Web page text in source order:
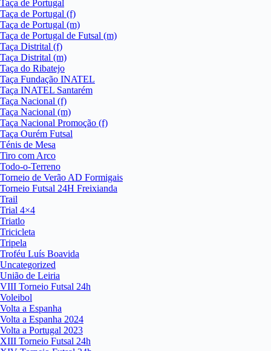
Taça de Portugal
Taça de Portugal (f)
Taça de Portugal (m)
Taça de Portugal de Futsal (m)
Taça Distrital (f)
Taça Distrital (m)
Taça do Ribatejo
Taça Fundação INATEL
Taça INATEL Santarém
Taça Nacional (f)
Taça Nacional (m)
Taça Nacional Promoção (f)
Taça Ourém Futsal
Ténis de Mesa
Tiro com Arco
Todo-o-Terreno
Torneio de Verão AD Formigais
Torneio Futsal 24H Freixianda
Trail
Trial 4×4
Triatlo
Tricicleta
Tripela
Troféu Luís Boavida
Uncategorized
União de Leiria
VIII Torneio Futsal 24h
Voleibol
Volta a Espanha
Volta a Espanha 2024
Volta a Portugal 2023
XIII Torneio Futsal 24h